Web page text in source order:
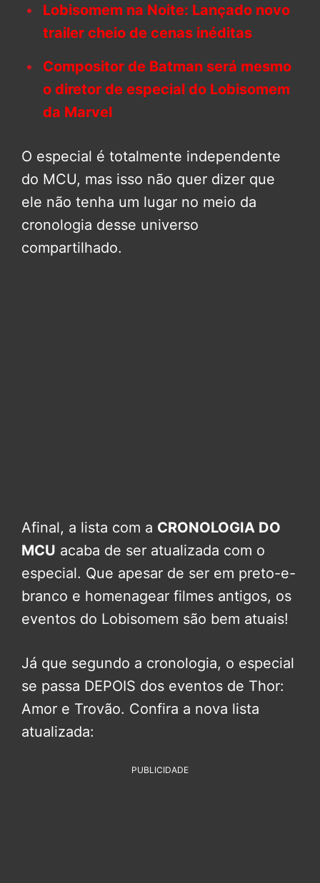
Lobisomem na Noite: Lançado novo
trailer cheio de cenas inéditas
Compositor de Batman será mesmo
o diretor de especial do Lobisomem
da Marvel
O especial é totalmente independente
do MCU, mas isso não quer dizer que
ele não tenha um lugar no meio da
cronologia desse universo
compartilhado.
Afinal, a lista com a CRONOLOGIA DO
MCU acaba de ser atualizada com o
especial. Que apesar de ser em preto-e-
branco e homenagear filmes antigos, os
eventos do Lobisomem são bem atuais!
Já que segundo a cronologia, o especial
se passa DEPOIS dos eventos de Thor:
Amor e Trovão. Confira a nova lista
atualizada:
PUBLICIDADE